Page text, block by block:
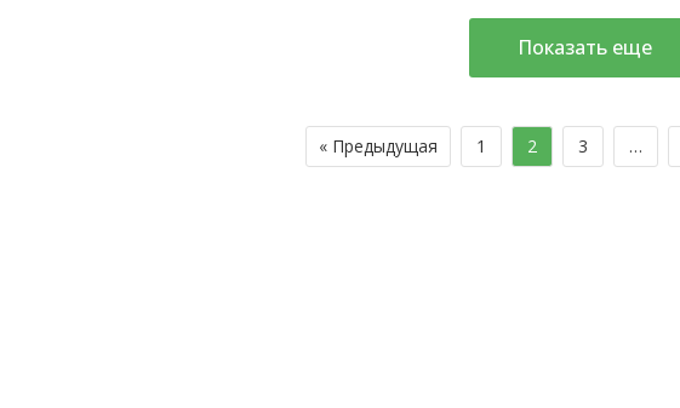
Показать еще
« Предыдущая 1 2 3 …